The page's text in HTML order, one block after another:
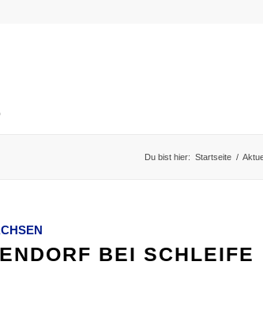
Du bist hier: Startseite /
BEI SCHLEIFE